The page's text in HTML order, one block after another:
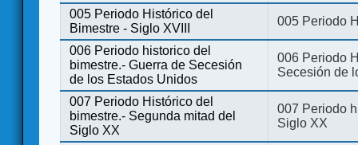
005 Periodo Histórico del
Bimestre - Siglo XVIII
005 Periodo
006 Periodo historico del
bimestre.- Guerra de Secesión
de los Estados Unidos
006 Periodo
Secesión de
007 Periodo Histórico del
bimestre.- Segunda mitad del
Siglo XX
007 Periodo
Siglo XX